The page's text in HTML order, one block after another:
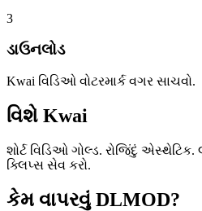
3
ડાઉનલોડ
Kwai વિડિઓ વોટરમાર્ક વગર સાચવો.
વિશે Kwai
શોર્ટ વિડિઓ ગોલ્ડ. રોજિંદું
ક્લિપ્સ સેવ કરો.
કેમ વાપરવું DLMOD?